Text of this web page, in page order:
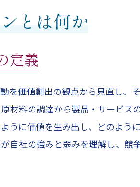
とは何か
定義
を価値創出の観点から見直し、
材料の調達から製品・サービス
うに価値を生み出し、どのよう
自社の強みと弱みを理解し、